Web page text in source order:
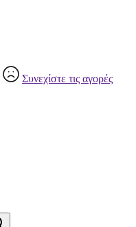
Συνεχίστε τις αγορές